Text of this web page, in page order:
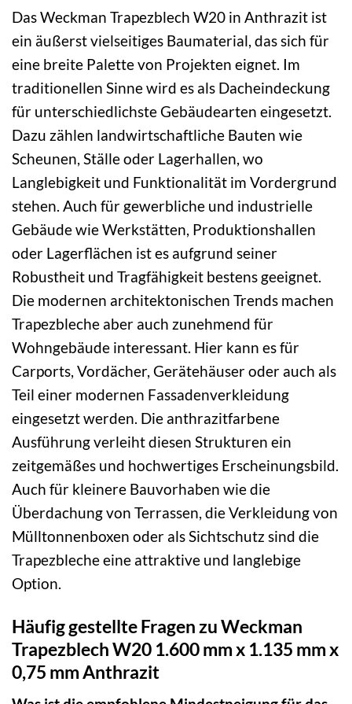
Das Weckman Trapezblech W20 in Anthrazit ist
ein äußerst vielseitiges Baumaterial, das sich für
eine breite Palette von Projekten eignet. Im
traditionellen Sinne wird es als Dacheindeckung
für unterschiedlichste Gebäudearten eingesetzt.
Dazu zählen landwirtschaftliche Bauten wie
Scheunen, Ställe oder Lagerhallen, wo
Langlebigkeit und Funktionalität im Vordergrund
stehen. Auch für gewerbliche und industrielle
Gebäude wie Werkstätten, Produktionshallen
oder Lagerflächen ist es aufgrund seiner
Robustheit und Tragfähigkeit bestens geeignet.
Die modernen architektonischen Trends machen
Trapezbleche aber auch zunehmend für
Wohngebäude interessant. Hier kann es für
Carports, Vordächer, Gerätehäuser oder auch als
Teil einer modernen Fassadenverkleidung
eingesetzt werden. Die anthrazitfarbene
Ausführung verleiht diesen Strukturen ein
zeitgemäßes und hochwertiges Erscheinungsbild.
Auch für kleinere Bauvorhaben wie die
Überdachung von Terrassen, die Verkleidung von
Mülltonnenboxen oder als Sichtschutz sind die
Trapezbleche eine attraktive und langlebige
Option.
Häufig gestellte Fragen zu Weckman
Trapezblech W20 1.600 mm x 1.135 mm x
0,75 mm Anthrazit